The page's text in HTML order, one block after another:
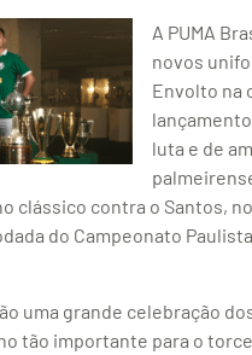
A PUMA
novos
Envolto na
luta e de
clássico contra o Santos,
do Campeonato
uma grande celebração
tão importante para o